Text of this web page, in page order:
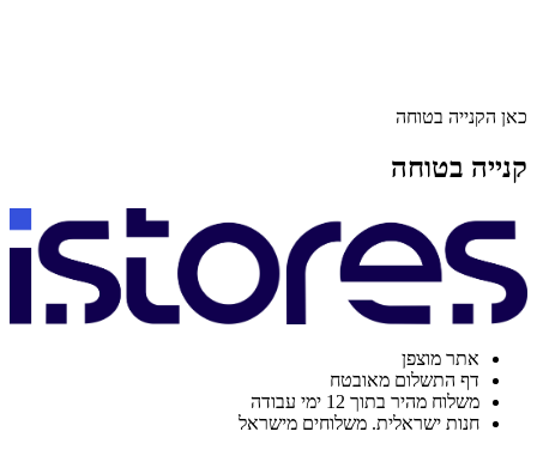
כאן הקנייה בטוחה
קנייה בטוחה
אתר מוצפן
דף התשלום מאובטח
משלוח מהיר בתוך 12 ימי עבודה
חנות ישראלית. משלוחים מישראל